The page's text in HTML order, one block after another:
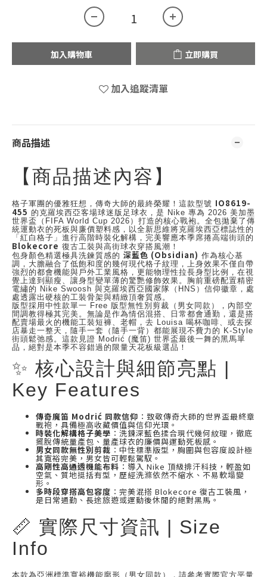
加入購物車 立即購買
加入追蹤清單
商品描述
【商品描述內容】
格子軍團的優雅狂想，傳奇大師的最終榮耀！這款型號 IO8619-
455 的克羅埃西亞客場球迷版足球衣，是 Nike 專為 2026 美加墨
世界盃（FIFA World Cup 2026）打造的核心戰袍。全包拋棄了傳
統運動衣的死板與廉價塑料感，以全新思維將克羅埃西亞標誌性的
「紅白格子」進行高階時裝化解構，完美響應本季席捲高端街頭的
Blokecore 復古工裝與高街球衣穿搭風潮！
包身顏色精選極具洗鍊質感的 深藍色 (Obsidian) 作為核心基
調，大膽融合了低飽和度的幾何現代格子紋理，上身效果不僅自帶
強烈的都會機能與戶外工業風格，更能物理性拉長身型比例，在視
覺上達到顯瘦、讓身型變單薄的驚艷修飾效果。胸前重磅配置精密
電繡的 Nike Swoosh 與克羅埃西亞國家隊（HNS）信仰徽章，處
處透露出硬核的工裝骨架與精緻頂奢質感。
版型採用中性款單一 Free 版型無性別剪裁（男女同款），內部空
間調教得極其完美。無論是作為情侶混搭、日常都會通勤，還是搭
配賣場最火的機能工裝短褲、老帽，去 Louisa 喝杯咖啡、或去探
店暴走一整天，隨手一套（隨手一背）都能展現不費力的 K-Style
街頭鬆弛感。這款見證 Modrić (魔笛) 世界盃最後一舞的黑馬單
品，絕對是本季不容錯過的限量天花板級選品！
✨ 核心設計與細節亮點 |
Key Features
傳奇魔笛 Modrić 同款信仰 ：致敬傳奇大師的世界盃最終章
戰袍，具備極高收藏價值與信仰光環。
時裝化解構格子美學 ：洗鍊深藍色揉合現代幾何紋理，徹底
擺脫傳統量產包、量產球衣的廉價與運動死板感。
男女同款無性別剪裁：中性標準版型，胸圍與包容度設計極
其寬裕完美，男女皆可輕鬆駕馭。
高剛性高通透機能布料 ：導入 Nike 頂級排汗科技，輕盈如
空氣、質地挺括有型，歷經洗滌依然不縮水、不易軟塌變
形。
多時段穿搭高包容度 ：完美混搭 Blokecore 復古工裝風，
是日常通勤、長途旅遊或運動後休閒的絕對黑馬。
📏 實際尺寸資訊 | Size
Info
本款為亞洲標準寬裕機能廓形（男女同款），請參考實際官方平量